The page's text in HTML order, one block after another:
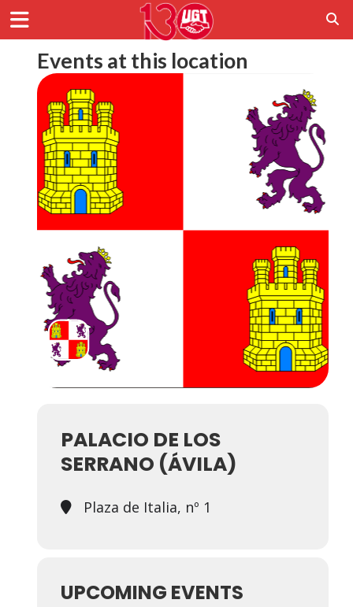
Events at this location
PALACIO DE LOS
SERRANO (ÁVILA)
Plaza de Italia, nº 1
UPCOMING EVENTS